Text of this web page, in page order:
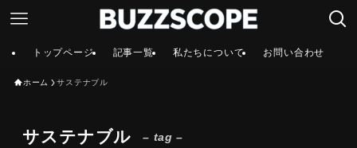
トップページ 記事一覧 私たちについて お問い合わせ
ホーム サステナブル
サステナブル – tag –